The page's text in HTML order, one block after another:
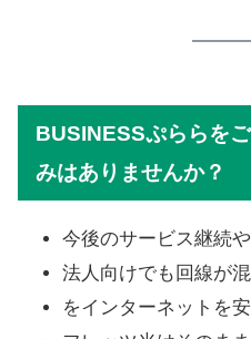
BUSINESSぷららを
みはありませんか？
今後のサービス継続
法人向けでも回線が
をインターネットを